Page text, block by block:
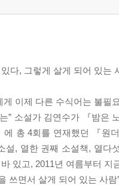
다, 그렇게 살게 되어 있는
게 이제 다른 수식어는 불
” 소설가 김연수가 『밤은
에 총 4회를 연재했던 『원
설, 열한 권째 소설책, 열다
있고, 2011년 여름부터
쓰면서 살게 되어 있는 사